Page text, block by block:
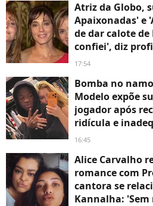
Atriz da Globo,
Apaixonadas' e
de dar calote de
confiei', diz
17:54
Bomba no
Modelo expõe
jogador após
ridícula e
16:45
Alice Carvalho
romance com
cantora se
Kannalha: 'Sem